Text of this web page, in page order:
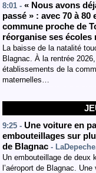
8:01 - « Nous avons
passé » : avec 70 à
commune proche de
réorganise ses écoles
La baisse de la natalité
Blagnac. À la rentrée
établissements de la
maternelles…
9:25 - Une voiture en
embouteillages sur
de Blagnac -
Un embouteillage de deux
l’aéroport de Blagnac.